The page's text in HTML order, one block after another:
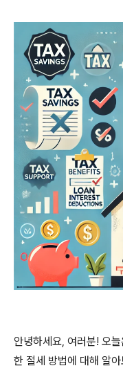
안녕하세요, 여러분! 오
한 절세 방법에 대해 알